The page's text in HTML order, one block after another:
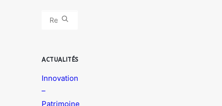
ACTUALITÉS
Innovation
–
Patrimoine